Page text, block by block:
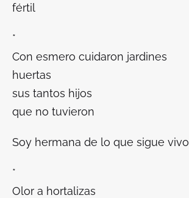
fértil
*
Con esmero cuidaron jardines
huertas
sus tantos hijos
que no tuvieron
Soy hermana de lo que sigue vivo
*
Olor a hortalizas